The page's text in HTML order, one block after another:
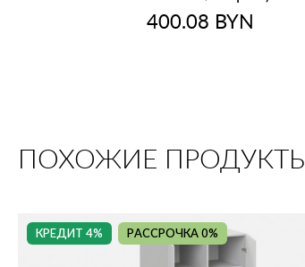
400.08 BYN
ПОХОЖИЕ ПРОДУКТЫ
КРЕДИТ 4% РАССРОЧКА 0%